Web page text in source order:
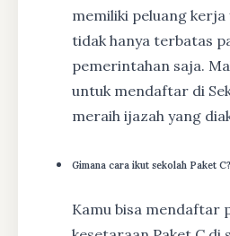
memiliki peluang kerja
tidak hanya terbatas
pemerintahan saja.
untuk mendaftar di
meraih ijazah yang
Gimana cara ikut sekolah Paket C?
Kamu bisa mendaftar